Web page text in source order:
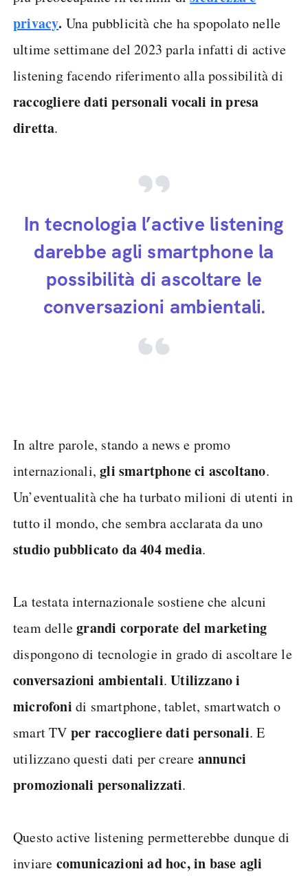
privacy. Una pubblicità che ha spopolato nelle
ultime settimane del 2023 parla infatti di active
listening facendo riferimento alla possibilità di
raccogliere dati personali vocali in presa
diretta.
In tecnologia l’active listening
darebbe agli smartphone la
possibilità di ascoltare le
conversazioni ambientali.
In altre parole, stando a news e promo
internazionali,gli smartphone ci ascoltano.
Un’eventualità che ha turbato milioni di utenti in
tutto il mondo, che sembra acclarata da uno
studio pubblicato da 404 media.
La testata internazionale sostiene che alcuni
team dellegrandi corporate del marketing
dispongono di tecnologie in grado di ascoltare le
conversazioni ambientali.Utilizzano i
microfoni di smartphone, tablet, smartwatch o
smart TV per raccogliere dati personali. E
utilizzano questi dati per creare annunci
promozionali personalizzati.
Questo active listening permetterebbe dunque di
inviare comunicazioni ad hoc, in base agli